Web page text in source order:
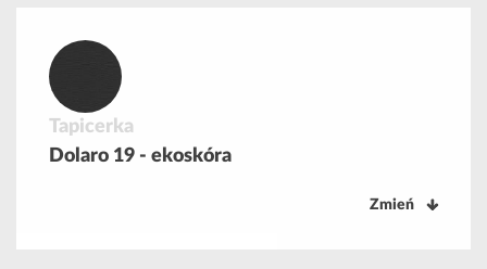
Tapicerka
Dolaro 19 - ekoskóra
Zmień